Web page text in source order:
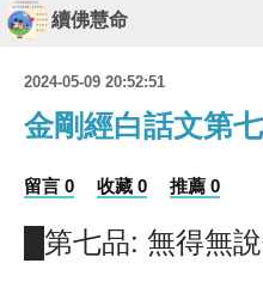
續佛慧命
2024-05-09 20:52:51
金剛經白話文第
留言 0 收藏 0 推薦 0
█第七品: 無得無